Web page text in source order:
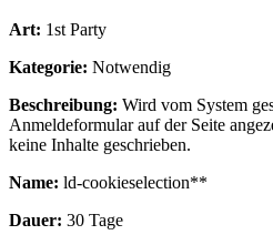
Art: 1st Party
Kategorie: Notwendig
Beschreibung: Wird vom System
Anmeldeformular auf der Seite
keine Inhalte geschrieben.
Name: ld-cookieselection**
Dauer: 30 Tage